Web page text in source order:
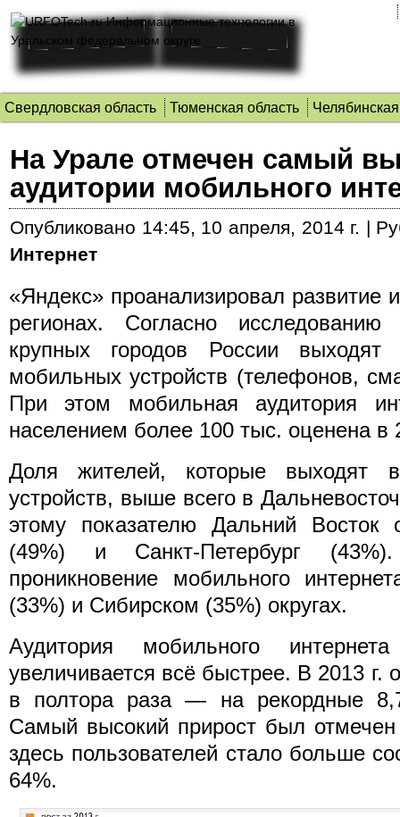
Свердловская область Тюменская область
На Урале отмечен самый
аудитории мобильного
Опубликовано 14:45, 10 апреля, 2014 г. |
Интернет
«Яндекс» проанализировал развитие
регионах. Согласно
крупных городов России
мобильных устройств (телефонов,
При этом мобильная аудитория
населением более 100 тыс. оценена в
Доля жителей, которые выходят
устройств, выше всего в
этому показателю Дальний Восток
(49%) и Санкт-Петербург
проникновение мобильного
(33%) и Сибирском (35%) округах.
Аудитория мобильного
увеличивается всё быстрее. В 2013
в полтора раза — на рекордные
Самый высокий прирост был
здесь пользователей стало больше
64%.